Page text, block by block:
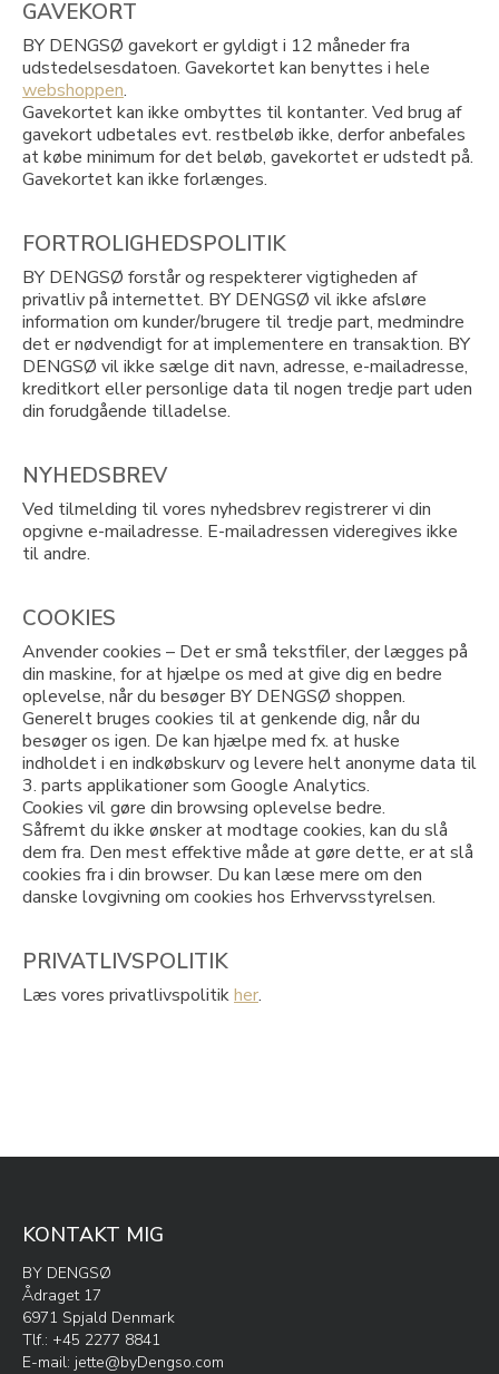
GAVEKORT
BY DENGSØ gavekort er gyldigt i 12 måneder fra
udstedelsesdatoen. Gavekortet kan benyttes i hele
webshoppen.
Gavekortet kan ikke ombyttes til kontanter. Ved brug af
gavekort udbetales evt. restbeløb ikke, derfor anbefales
at købe minimum for det beløb, gavekortet er udstedt på.
Gavekortet kan ikke forlænges.
FORTROLIGHEDSPOLITIK
BY DENGSØ forstår og respekterer vigtigheden af
privatliv på internettet. BY DENGSØ vil ikke afsløre
information om kunder/brugere til tredje part, medmindre
det er nødvendigt for at implementere en transaktion. BY
DENGSØ vil ikke sælge dit navn, adresse, e-mailadresse,
kreditkort eller personlige data til nogen tredje part uden
din forudgående tilladelse.
NYHEDSBREV
Ved tilmelding til vores nyhedsbrev registrerer vi din
opgivne e-mailadresse. E-mailadressen videregives ikke
til andre.
COOKIES
Anvender cookies – Det er små tekstfiler, der lægges på
din maskine, for at hjælpe os med at give dig en bedre
oplevelse, når du besøger BY DENGSØ shoppen.
Generelt bruges cookies til at genkende dig, når du
besøger os igen. De kan hjælpe med fx. at huske
indholdet i en indkøbskurv og levere helt anonyme data til
3. parts applikationer som Google Analytics.
Cookies vil gøre din browsing oplevelse bedre.
Såfremt du ikke ønsker at modtage cookies, kan du slå
dem fra. Den mest effektive måde at gøre dette, er at slå
cookies fra i din browser. Du kan læse mere om den
danske lovgivning om cookies hos Erhvervsstyrelsen.
PRIVATLIVSPOLITIK
Læs vores privatlivspolitikher.
KONTAKT MIG
BY DENGSØ
Ådraget 17
6971 Spjald Denmark
Tlf.: +45 2277 8841
E-mail: jette@byDengso.com